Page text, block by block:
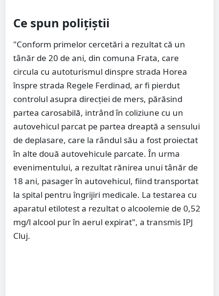
Ce spun polițiștii
"Conform primelor cercetări a rezultat că un
tânăr de 20 de ani, din comuna Frata, care
circula cu autoturismul dinspre strada Horea
înspre strada Regele Ferdinad, ar fi pierdut
controlul asupra direcției de mers, părăsind
partea carosabilă, intrând în coliziune cu un
autovehicul parcat pe partea dreaptă a sensului
de deplasare, care la rândul său a fost proiectat
în alte două autovehicule parcate. În urma
evenimentului, a rezultat rănirea unui tânăr de
18 ani, pasager în autovehicul, fiind transportat
la spital pentru îngrijiri medicale. La testarea cu
aparatul etilotest a rezultat o alcoolemie de 0,52
mg/l alcool pur în aerul expirat", a transmis IPJ
Cluj.